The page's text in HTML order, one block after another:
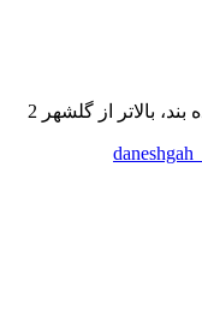
بالاتر از گلشهر 2